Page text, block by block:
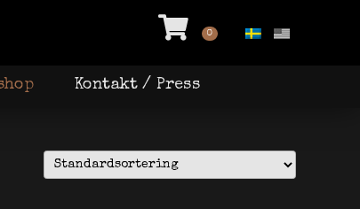
VARUKORG
0
Kontakt / Press